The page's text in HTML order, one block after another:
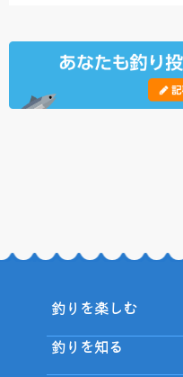
釣りを楽しむ
釣りを知る